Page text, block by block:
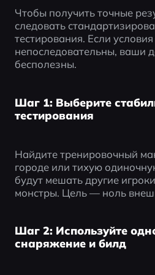
Чтобы получить точные
следовать
тестирования. Если условия
непоследовательны, ваши
бесполезны.
Шаг 1: Выберите
тестирования
Найдите тренировочный
городе или тихую
будут мешать другие
монстры. Цель — ноль
Шаг 2: Используйте
снаряжение и билд